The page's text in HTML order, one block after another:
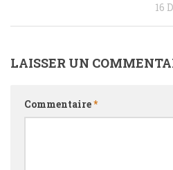
16
LAISSER UN
Commentaire*